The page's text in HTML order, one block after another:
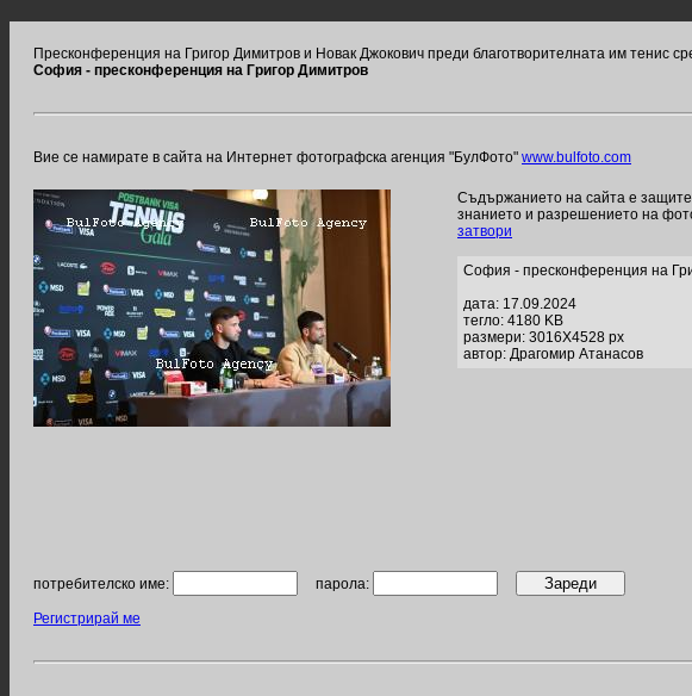
Пресконференция на Григор Димитров и Новак Джокович преди благотворителната им тенис
София - пресконференция на Григор Димитров
Вие се намирате в сайта на Интернет фотографска агенция "БулФото" www.bulfoto.com
Съдържанието на сайта е
знанието и разрешението на
затвори
София - пресконференция на
дата: 17.09.2024
тегло: 4180 KB
размери: 3016X4528 px
автор: Драгомир Атанасов
потребителско име: парола:
Регистрирай ме